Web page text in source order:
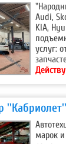
Audi,
KIA,
услуг:
''Кабриолет''
марок